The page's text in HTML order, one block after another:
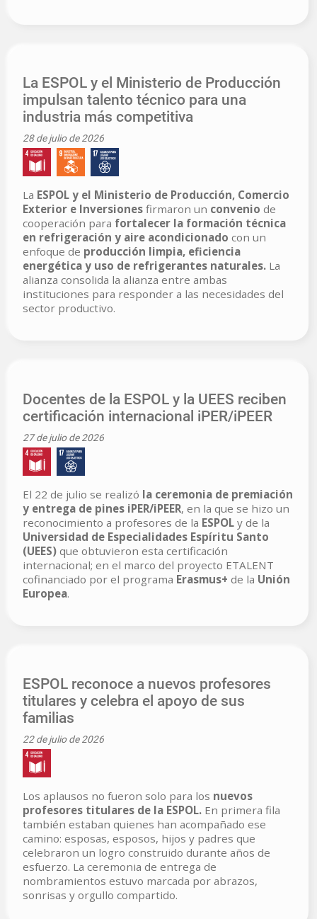
La ESPOL y el Ministerio de Producción
impulsan talento técnico para una
industria más competitiva
28 de julio de 2026
La ESPOL y el Ministerio de Producción, Comercio
Exterior e Inversiones firmaron un convenio de
cooperación para fortalecer la formación técnica
en refrigeración y aire acondicionado con un
enfoque de producción limpia, eficiencia
energética y uso de refrigerantes naturales. La
alianza consolida la alianza entre ambas
instituciones para responder a las necesidades del
sector productivo.
Docentes de la ESPOL y la UEES reciben
certificación internacional iPER/iPEER
27 de julio de 2026
El 22 de julio se realizó la ceremonia de premiación
y entrega de pines iPER/iPEER, en la que se hizo un
reconocimiento a profesores de la ESPOL y de la
Universidad de Especialidades Espíritu Santo
(UEES) que obtuvieron esta certificación
internacional; en el marco del proyecto ETALENT
cofinanciado por el programa Erasmus+ de la Unión
Europea.
ESPOL reconoce a nuevos profesores
titulares y celebra el apoyo de sus
familias
22 de julio de 2026
Los aplausos no fueron solo para los nuevos
profesores titulares de la ESPOL. En primera fila
también estaban quienes han acompañado ese
camino: esposas, esposos, hijos y padres que
celebraron un logro construido durante años de
esfuerzo. La ceremonia de entrega de
nombramientos estuvo marcada por abrazos,
sonrisas y orgullo compartido.